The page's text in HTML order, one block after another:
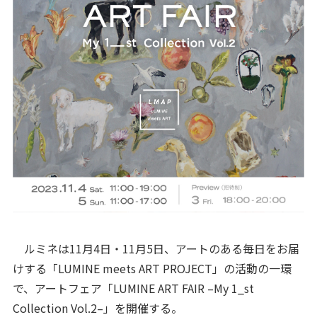
ルミネは11月4日・11月5日、アートのある毎日をお届
けする「LUMINE meets ART PROJECT」の活動の一環
で、アートフェア「LUMINE ART FAIR –My 1_st
Collection Vol.2–」を開催する。